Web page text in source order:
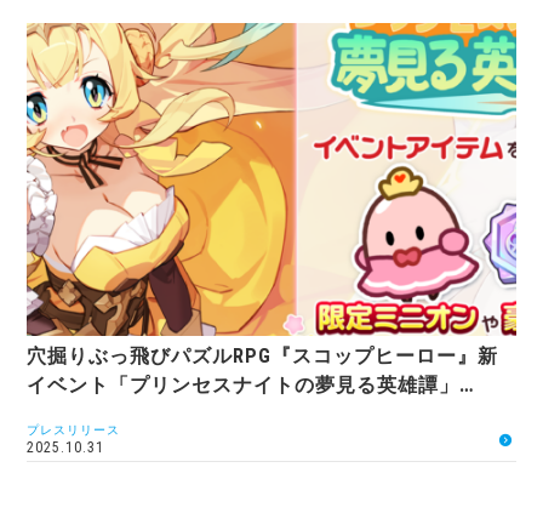
穴掘りぶっ飛びパズルRPG『スコップヒーロー』新
イベント「プリンセスナイトの夢見る英雄譚」…
プレスリリース
2025.10.31